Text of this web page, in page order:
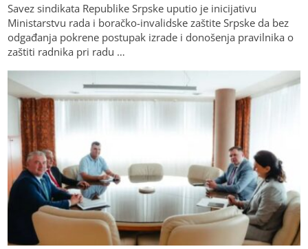
Savez sindikata Republike Srpske uputio je inicijativu
Ministarstvu rada i boračko-invalidske zaštite Srpske da bez
odgađanja pokrene postupak izrade i donošenja pravilnika o
zaštiti radnika pri radu …